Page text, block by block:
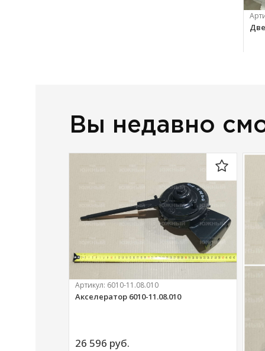
Вы недавно
Артикул: 6010-11.08.010
Акселератор 6010-11.08.010
26 596 руб.